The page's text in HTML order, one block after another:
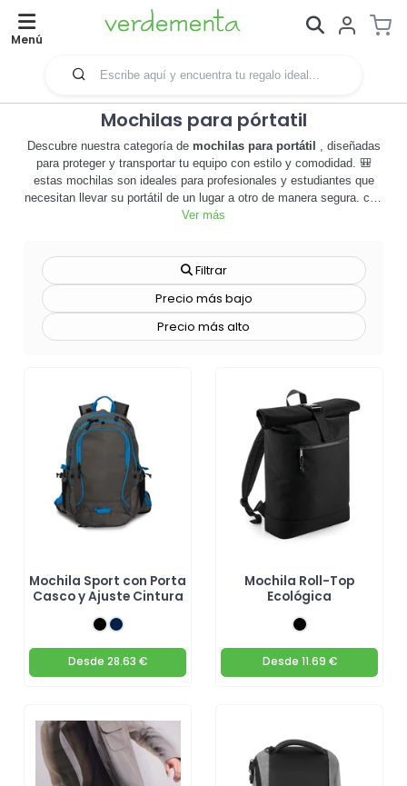
Menú
Mochilas para pórtatil
Descubre nuestra categoría de mochilas para portátil
, diseñadas
para proteger y transportar tu equipo con estilo y comodidad. 🎒
estas mochilas son ideales para profesionales y estudiantes que
necesitan llevar su portátil de un lugar a otro de manera segura. con
una variedad de diseños y tamaños, nuestras mochilas se adaptan
dispositivos electrónicos. pero eso no es todo, nuestras mochilas
para portátil son personalizables, lo que las convierte en una
herramienta de merchandising perfecta para tu empresa. 🚀 agrega
el logo de tu marca y haz que tus empleados o clientes se
conviertan en embajadores de tu empresa allá donde vayan. no
y personaliza tu mochila con el logo de tu empresa!
Ver más
Filtrar
Precio más bajo
Precio más alto
Mochila Sport con Porta
Casco y Ajuste Cintura
Desde 28.63 €
Mochila Roll-Top
Ecológica
Desde 11.69 €